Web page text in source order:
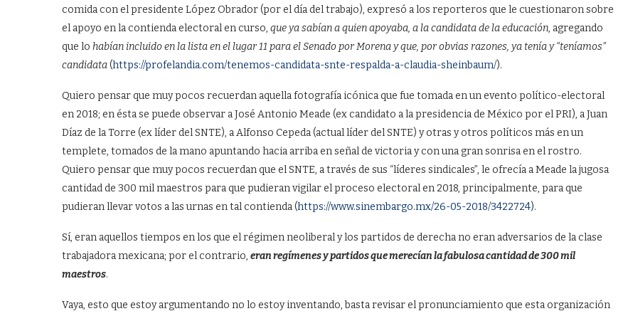
comida con el presidente López Obrador (por el día del trabajo), expresó a los reporteros que le cuestionaron sobre
el apoyo en la contienda electoral en curso, que ya sabían a quien apoyaba, a la candidata de la educación, agregando
que lo habían incluido en la lista en el lugar 11 para el Senado por Morena y que, por obvias razones, ya tenía y “teníamos”
candidata(https://profelandia.com/tenemos-candidata-snte-respalda-a-claudia-sheinbaum/).
Quiero pensar que muy pocos recuerdan aquella fotografía icónica que fue tomada en un evento político-electoral
en 2018; en ésta se puede observar a José Antonio Meade (ex candidato a la presidencia de México por el PRI), a Juan
Díaz de la Torre (ex líder del SNTE), a Alfonso Cepeda (actual líder del SNTE) y otras y otros políticos más en un
templete, tomados de la mano apuntando hacia arriba en señal de victoria y con una gran sonrisa en el rostro.
Quiero pensar que muy pocos recuerdan que el SNTE, a través de sus “líderes sindicales”, le ofrecía a Meade la jugosa
cantidad de 300 mil maestros para que pudieran vigilar el proceso electoral en 2018, principalmente, para que
pudieran llevar votos a las urnas en tal contienda (https://www.sinembargo.mx/26-05-2018/3422724).
Sí, eran aquellos tiempos en los que el régimen neoliberal y los partidos de derecha no eran adversarios de la clase
trabajadora mexicana; por el contrario, eran regímenes y partidos que merecían la fabulosa cantidad de 300 mil
maestros.
Vaya, esto que estoy argumentando no lo estoy inventando, basta revisar el pronunciamiento que esta organización